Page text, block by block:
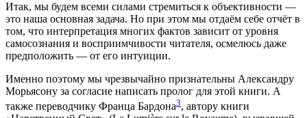
Итак, мы будем всеми силами стремиться к объективности —
это наша основная задача. Но при этом мы отдаём себе отчёт в
том, что интерпретация многих фактов зависит от уровня
самосознания и восприимчивости читателя, осмелюсь даже
предположить — от его интуиции.
Именно поэтому мы чрезвычайно признательны Александру
Морьясону за согласие написать пролог для этой книги. А
также переводчику Франца Бардона3, автору книги